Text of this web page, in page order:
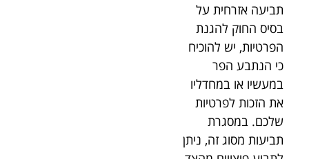
תביעה אזרחית על
בסיס החוק להגנת
הפרטיות, יש להוכיח
כי הנתבע הפר
במעשיו או במחדליו
את הזכות לפרטיות
שלכם. במסגרת
תביעות מסוג זה, ניתן